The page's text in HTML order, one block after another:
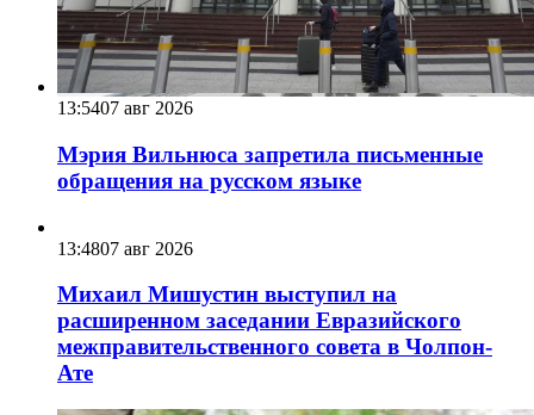
13:5407 авг 2026
Мэрия Вильнюса запретила письменные
обращения на русском языке
13:4807 авг 2026
Михаил Мишустин выступил на
расширенном заседании Евразийского
межправительственного совета в Чолпон-
Ате